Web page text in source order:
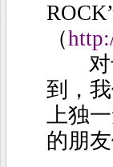
ROCK
（
对
到，
上独
的朋